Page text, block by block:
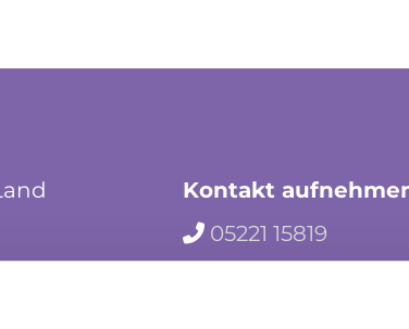
Kontakt
 05221 15819